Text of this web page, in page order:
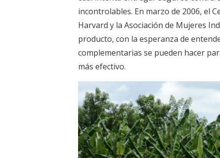
incontrolables. En marzo de 2006, el
Harvard y la Asociación de Mujeres
producto, con la esperanza de
complementarias se pueden hacer
más efectivo.